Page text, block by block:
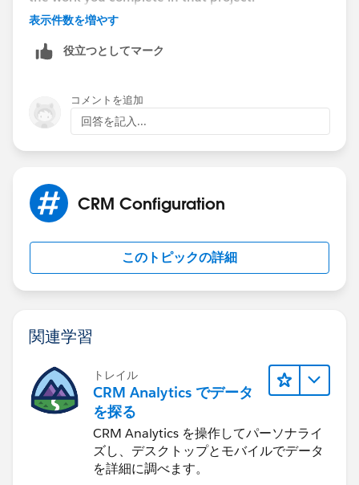
then you can try the current module you are
need to use the same trailhead playground for this
module too, else you need to implement the Build
Data Model module and then Customize the user
interface module.
I hope this helps in understanding why the Target
object is not available in your org. Thank you!
表示件数を増やす
役立つとしてマーク
コメントを追加
回答を記入...
CRM Configuration
このトピックの詳細
関連学習
トレイル
CRM Analytics でデータ
を探る
CRM Analytics を操作してパーソナライ
ズし、デスクトップとモバイルでデータ
を詳細に調べます。